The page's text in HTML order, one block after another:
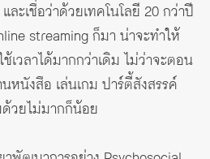
ะเชื่อว่าด้วยเทคโนโลยี 20 กว่าปี
streaming ก็มา น่าจะทำให้
เวลาได้มากกว่าเดิม ไม่ว่าจะตอน
หนังสือ เล่นเกม ปาร์ตี้สังสรรค์
วยไม่มากก็น้อย